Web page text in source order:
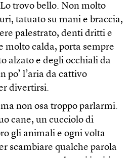
trovo bello. Non molto
tatuato su mani e braccia,
palestrato, denti dritti e
molto calda, porta sempre
alzato e degli occhiali da
po’ l’aria da cattivo
divertirsi.
non osa troppo parlarmi.
cane, un cucciolo di
gli animali e ogni volta
scambiare qualche parola